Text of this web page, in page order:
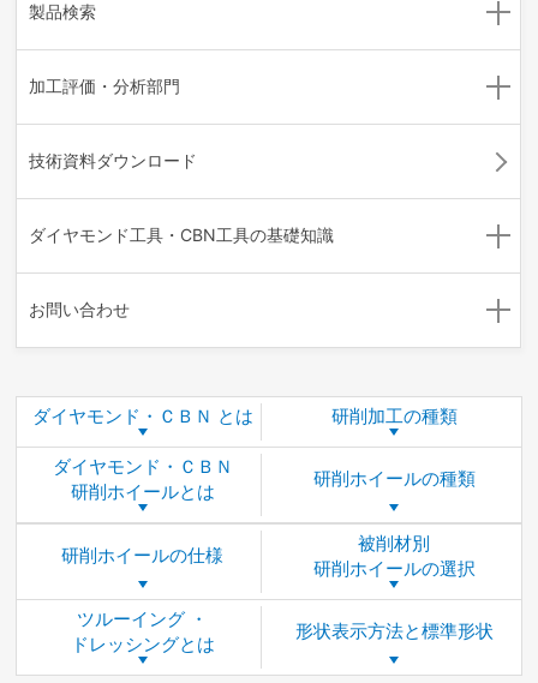
製品検索
加工評価・分析部門
技術資料ダウンロード
ダイヤモンド工具・CBN工具の基礎知識
お問い合わせ
ダイヤモンド・ ＣＢＮ とは 研削加工の種類
ダイヤモンド・ＣＢＮ
研削ホイールとは
研削ホイールの種類
研削ホイールの仕様
被削材別
研削ホイールの選択
ツルーイング ・
ドレッシングとは
形状表示方法と標準形状